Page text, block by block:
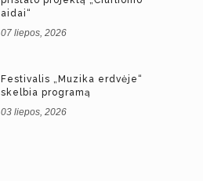
aidai“
07 liepos, 2026
Festivalis „Muzika erdvėje“
skelbia programą
03 liepos, 2026